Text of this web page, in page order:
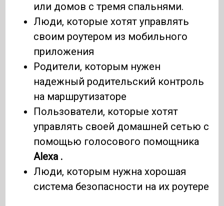
или домов с тремя спальнями.
Люди, которые хотят управлять
своим роутером из мобильного
приложения
Родители, которым нужен
надежный родительский контроль
на маршрутизаторе
Пользователи, которые хотят
управлять своей домашней сетью с
помощью голосового помощника
Alexa .
Люди, которым нужна хорошая
система безопасности на их роутере